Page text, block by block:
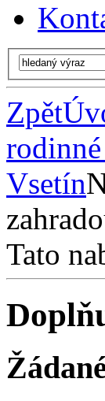
Zpět
Vsetín
Tato